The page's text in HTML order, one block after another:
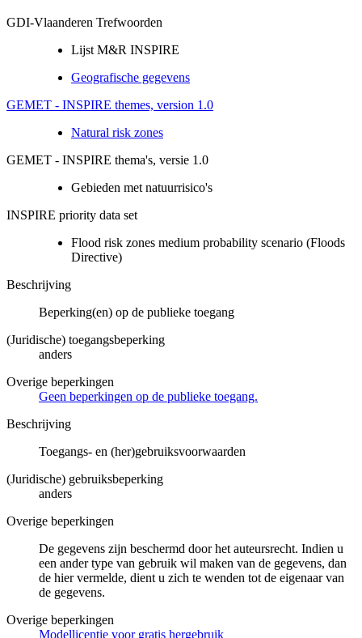
GDI-Vlaanderen Trefwoorden
Lijst M&R INSPIRE
Geografische gegevens
GEMET - INSPIRE themes, version 1.0
Natural risk zones
GEMET - INSPIRE thema's, versie 1.0
Gebieden met natuurrisico's
INSPIRE priority data set
Flood risk zones medium probability scenario (Floods
Directive)
Beschrijving
Beperking(en) op de publieke toegang
(Juridische) toegangsbeperking
anders
Overige beperkingen
Geen beperkingen op de publieke toegang.
Beschrijving
Toegangs- en (her)gebruiksvoorwaarden
(Juridische) gebruiksbeperking
anders
Overige beperkingen
De gegevens zijn beschermd door het auteursrecht. Indien u
een ander type van gebruik wil maken van de gegevens, dan
de hier vermelde, dient u zich te wenden tot de eigenaar van
de gegevens.
Overige beperkingen
Modellicentie voor gratis hergebruik